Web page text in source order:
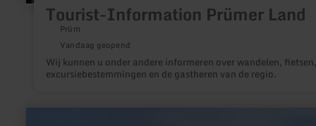
Tourist-Information Prümer Land
Prüm
Vandaag geopend
Wij kunnen u onder andere informeren over wandelen, fietsen,
excursiebestemmingen en de gastheren van de regio.